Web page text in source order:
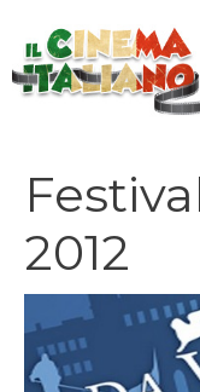
contenuto
2012